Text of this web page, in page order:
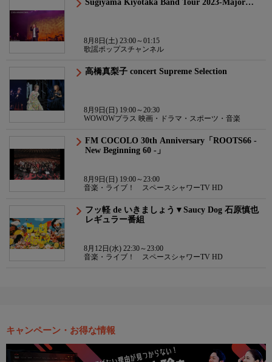
Sugiyama Kiyotaka Band Tour 2023-Major…
8月8日(土) 23:00～01:15
歌謡ポップスチャンネル
高橋真梨子 concert Supreme Selection
8月9日(日) 19:00～20:30
WOWOWプラス 映画・ドラマ・スポーツ・音楽
FM COCOLO 30th Anniversary「ROOTS66 -
New Beginning 60 -」
8月9日(日) 19:00～23:00
音楽・ライブ！ スペースシャワーTV HD
フッ軽 de いきましょう▼Saucy Dog 石原慎也
レギュラー番組
8月12日(水) 22:30～23:00
音楽・ライブ！ スペースシャワーTV HD
キャンペーン・お得な情報